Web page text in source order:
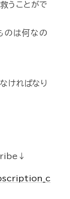
うことがで
のは何なの
ければなり